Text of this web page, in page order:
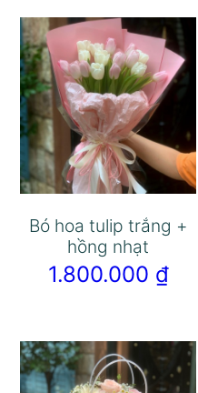
Bó hoa tulip trắng +
hồng nhạt
1.800.000 ₫